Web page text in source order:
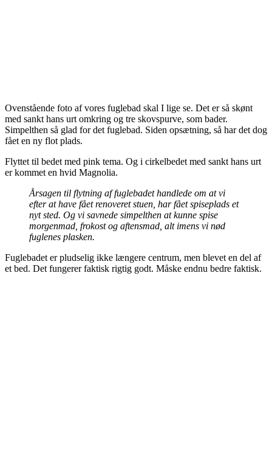
Ovenstående foto af vores fuglebad skal I lige se. Det er så skønt
med sankt hans urt omkring og tre skovspurve, som bader.
Simpelthen så glad for det fuglebad. Siden opsætning, så har det dog
fået en ny flot plads.
Flyttet til bedet med pink tema. Og i cirkelbedet med sankt hans urt
er kommet en hvid Magnolia.
Årsagen til flytning af fuglebadet handlede om at vi
efter at have fået renoveret stuen, har fået spiseplads et
nyt sted. Og vi savnede simpelthen at kunne spise
morgenmad, frokost og aftensmad, alt imens vi nød
fuglenes plasken.
Fuglebadet er pludselig ikke længere centrum, men blevet en del af
et bed. Det fungerer faktisk rigtig godt. Måske endnu bedre faktisk.